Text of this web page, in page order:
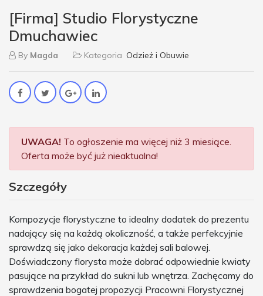
[Firma] Studio Florystyczne
Dmuchawiec
By Magda Kategoria Odzież i Obuwie
UWAGA! To ogłoszenie ma więcej niż 3 miesiące.
Oferta może być już nieaktualna!
Szczegóły
Kompozycje florystyczne to idealny dodatek do prezentu
nadający się na każdą okoliczność, a także perfekcyjnie
sprawdzą się jako dekoracja każdej sali balowej.
Doświadczony florysta może dobrać odpowiednie kwiaty
pasujące na przykład do sukni lub wnętrza. Zachęcamy do
sprawdzenia bogatej propozycji Pracowni Florystycznej